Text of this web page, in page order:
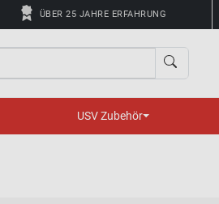
ÜBER 25 JAHRE ERFAHRUNG
USV Zubehör